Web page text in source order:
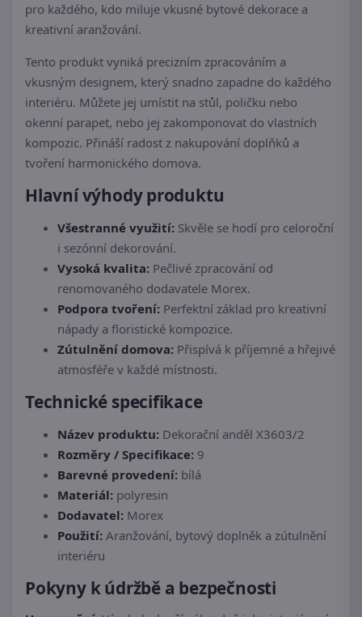
pro každého, kdo miluje vkusné bytové dekorace a
kreativní aranžování.
Tento produkt vyniká precizním zpracováním a
vkusným designem, který snadno zapadne do každého
interiéru. Můžete jej umístit na stůl, poličku nebo
okenní parapet, nebo jej zakomponovat do vlastních
kompozic. Přináší radost z nakupování doplňků a
tvoření harmonického domova.
Hlavní výhody produktu
Všestranné využití: Skvěle se hodí pro celoroční
i sezónní dekorování.
Vysoká kvalita: Pečlivé zpracování od
renomovaného dodavatele Morex.
Podpora tvoření: Perfektní základ pro kreativní
nápady a floristické kompozice.
Zútulnění domova: Přispívá k příjemné a hřejivé
atmosféře v každé místnosti.
Technické specifikace
Název produktu: Dekorační anděl X3603/2
Rozměry / Specifikace: 9
Barevné provedení: bílá
Materiál: polyresin
Dodavatel: Morex
Použití: Aranžování, bytový doplněk a zútulnění
interiéru
Pokyny k údržbě a bezpečnosti